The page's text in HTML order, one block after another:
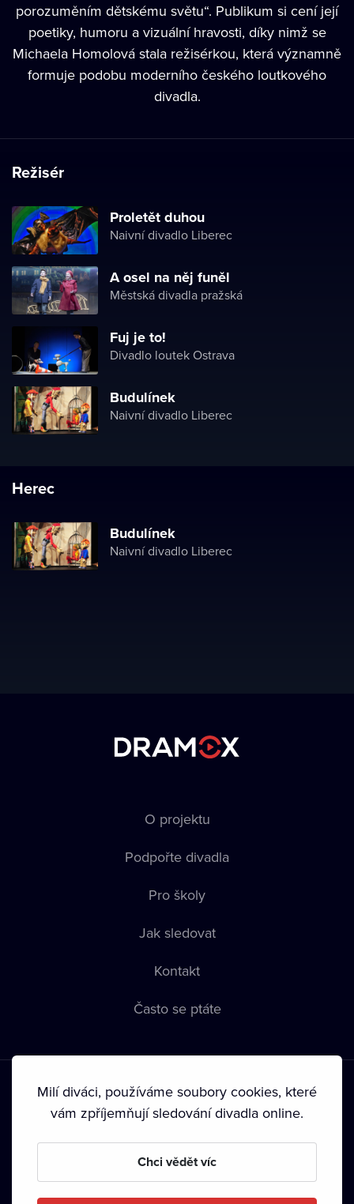
porozuměním dětskému světu“. Publikum si cení její
poetiky, humoru a vizuální hravosti, díky nimž se
Michaela Homolová stala režisérkou, která významně
formuje podobu moderního českého loutkového
divadla.
Režisér
Proletět duhou
Naivní divadlo Liberec
A osel na něj funěl
Městská divadla pražská
Fuj je to!
Divadlo loutek Ostrava
Budulínek
Naivní divadlo Liberec
Herec
Budulínek
Naivní divadlo Liberec
O projektu
Podpořte divadla
Pro školy
Jak sledovat
Kontakt
Často se ptáte
Podmínky používání • Ochrana soukromí • Zásady používání
• Autorská práva•
Milí diváci, používáme soubory cookies, které
vám zpříjemňují sledování divadla online.
Chci vědět víc